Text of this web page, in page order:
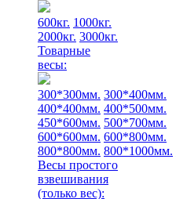
600кг. 1000кг.
2000кг. 3000кг.
Товарные
весы:
300*300мм. 300*400мм.
400*400мм. 400*500мм.
450*600мм. 500*700мм.
600*600мм. 600*800мм.
800*800мм. 800*1000мм.
Весы простого
взвешивания
(только вес):